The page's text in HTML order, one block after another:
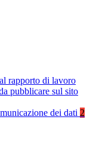
rapporto di lavoro
pubblicare sul sito
dei dati 2